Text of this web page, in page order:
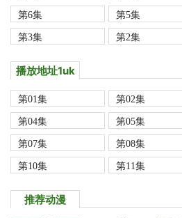
第6集
第5集
第3集
第2集
播放地址1uk
第01集 第02集
第04集
第05集
第07集
第08集
第10集
第11集
推荐动漫